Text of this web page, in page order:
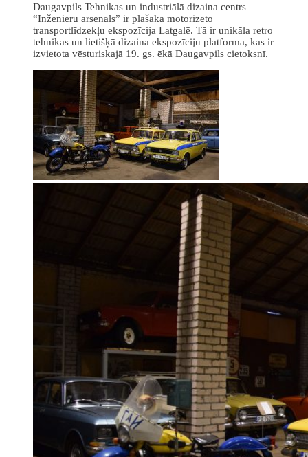
Daugavpils Tehnikas un industriālā dizaina centrs
“Inženieru arsenāls” ir plašākā motorizēto
transportlīdzekļu ekspozīcija Latgalē. Tā ir unikāla retro
tehnikas un lietišķā dizaina ekspozīciju platforma, kas ir
izvietota vēsturiskajā 19. gs. ēkā Daugavpils cietoksnī.